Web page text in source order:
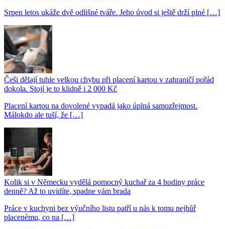
Srpen letos ukáže dvě odlišné tváře. Jeho úvod si ještě drží plné […]
Češi dělají tuhle velkou chybu při placení kartou v zahraničí pořád
dokola. Stojí je to klidně i 2 000 Kč
Placení kartou na dovolené vypadá jako úplná samozřejmost.
Málokdo ale tuší, že […]
Kolik si v Německu vydělá pomocný kuchař za 4 hodiny práce
denně? Až to uvidíte, spadne vám brada
Práce v kuchyni bez výučního listu patří u nás k tomu nejhůř
placenému, co na […]